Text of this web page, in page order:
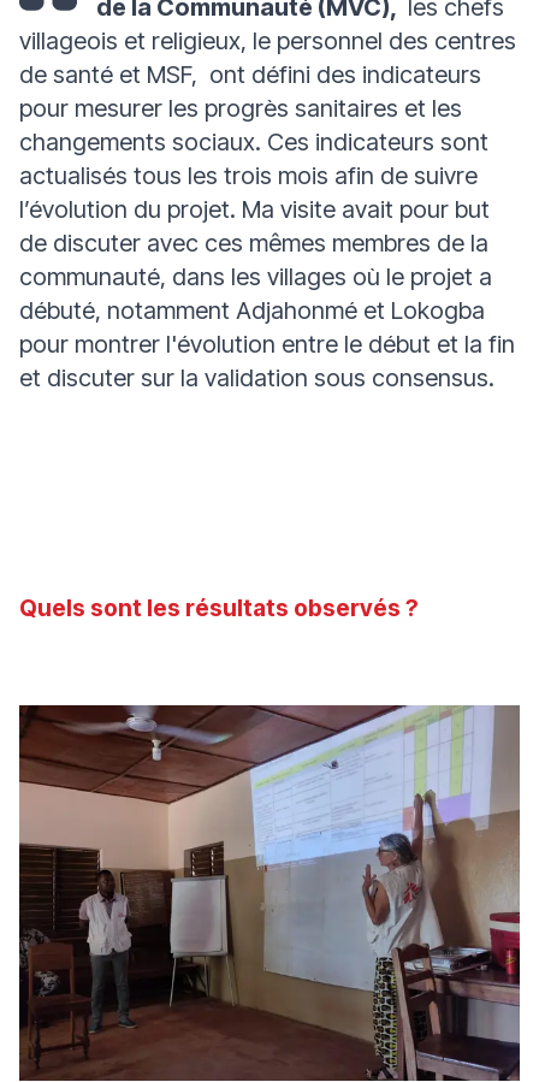
de la Communauté (MVC),
es chefs
villageois et religieux, le personnel des centres
de santé et MSF, ont défini des indicateurs
pour mesurer les progrès sanitaires et les
changements sociaux. Ces indicateurs sont
actualisés tous les trois mois afin de suivre
l’évolution du projet. Ma visite avait pour but
de discuter avec ces mêmes membres de la
communauté, dans les villages où le projet a
débuté, notamment Adjahonmé et Lokogba
pour montrer l'évolution entre le début et la fin
et discuter sur la validation sous consensus.
Quels sont les résultats observés ?